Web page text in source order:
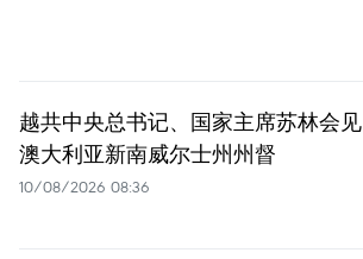
越共中央总书记、国家主席苏林会见
澳大利亚新南威尔士州州督
10/08/2026 08:36